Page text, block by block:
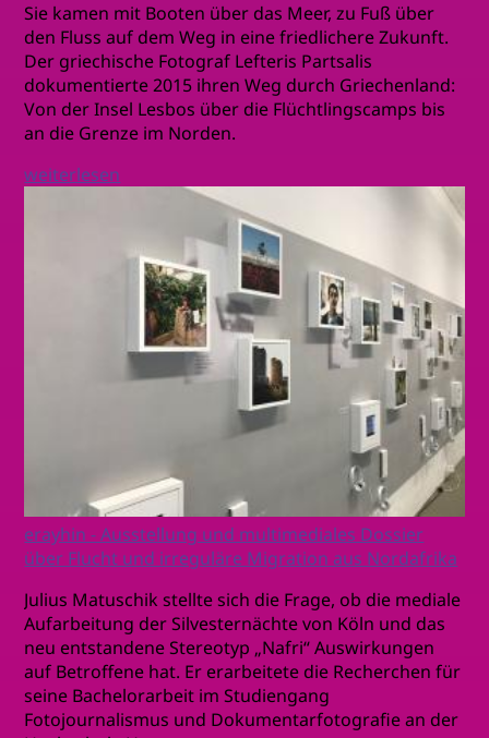
Sie kamen mit Booten über das Meer, zu Fuß über
den Fluss auf dem Weg in eine friedlichere Zukunft.
Der griechische Fotograf Lefteris Partsalis
dokumentierte 2015 ihren Weg durch Griechenland:
Von der Insel Lesbos über die Flüchtlingscamps bis
an die Grenze im Norden.
weiterlesen
erayhin - Ausstellung und multimediales Dossier
über Flucht und irreguläre Migration aus Nordafrika
Julius Matuschik stellte sich die Frage, ob die mediale
Aufarbeitung der Silvesternächte von Köln und das
neu entstandene Stereotyp „Nafri“ Auswirkungen
auf Betroffene hat. Er erarbeitete die Recherchen für
seine Bachelorarbeit im Studiengang
Fotojournalismus und Dokumentarfotografie an der